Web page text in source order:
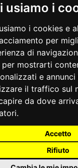
usiamo i
i cookies e
per
di
per mostrarti
e
il traffico sul
da dove
Accetto
Rifiuto
DA
CARTA DI
PAYPAL
POSTEPAY
E' vietata la
validi salvo errori o